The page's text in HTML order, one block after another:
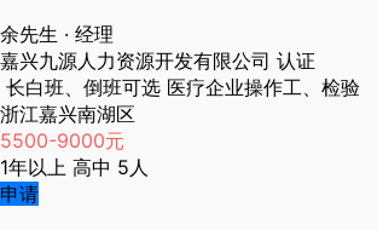
余先生 · 经理
嘉兴九源人力资源开发有限公司 认证
长白班、倒班可选 医疗企业操作工、检验
浙江嘉兴南湖区
5500-9000元
1年以上 高中 5人
申请